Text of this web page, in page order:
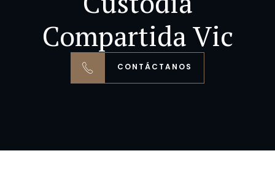
Compartida Vic
CONTÁCTANOS